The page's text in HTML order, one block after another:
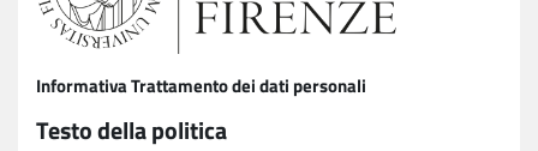
Informativa Trattamento dei dati personali
Testo della politica